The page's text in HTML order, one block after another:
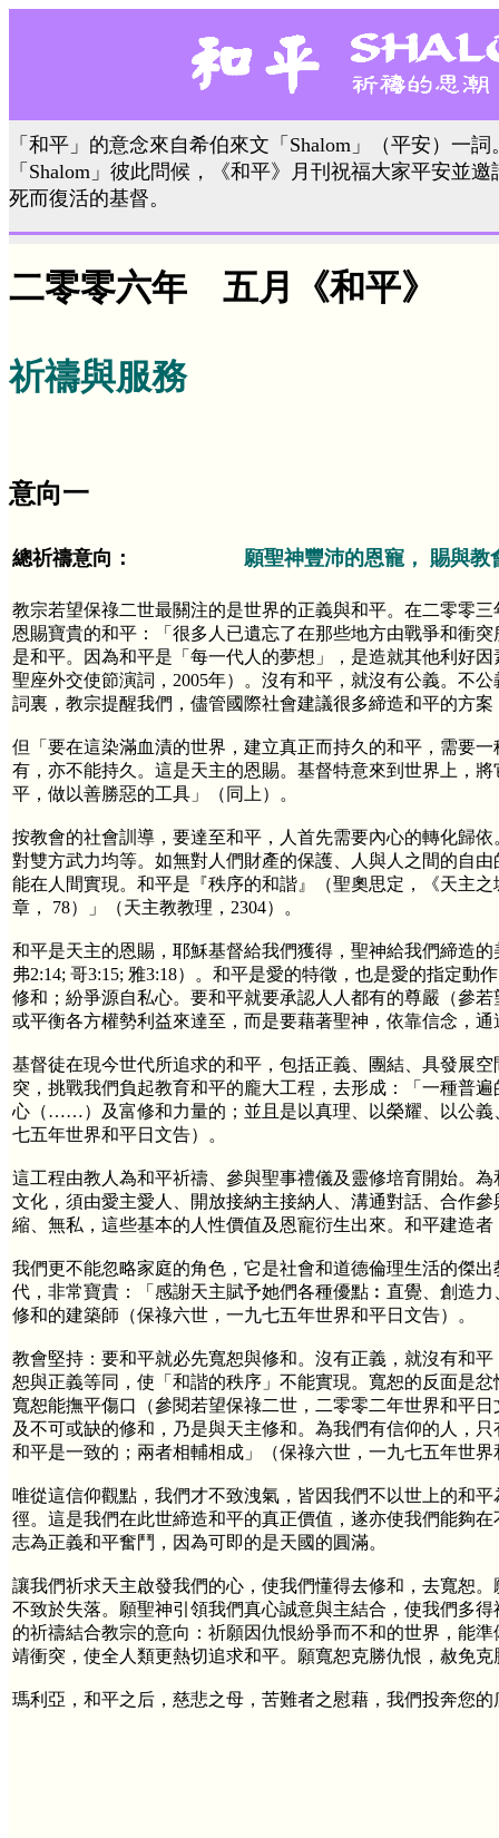
「和平」的意念來自希伯來文「Shalom」（平安）一
「Shalom」彼此問候，《和平》月刊祝福大家平安並
死而復活的基督。
二零零六年 五月《和平》
祈禱與服務
意向一
總祈禱意向： 願聖神豐沛的恩寵， 賜與
教宗若望保祿二世最關注的是世界的正義與和平。在二零零
恩賜寶貴的和平：「很多人已遺忘了在那些地方由戰爭和衝
是和平。因為和平是「每一代人的夢想」，是造就其他利好
聖座外交使節演詞，2005年）。沒有和平，就沒有公義。不
詞裏，教宗提醒我們，儘管國際社會建議很多締造和平的方案
但「要在這染滿血漬的世界，建立真正而持久的和平，需要
有，亦不能持久。這是天主的恩賜。基督特意來到世界上，
平，做以善勝惡的工具」（同上）。
按教會的社會訓導，要達至和平，人首先需要內心的轉化歸
對雙方武力均等。如無對人們財產的保護、人與人之間的自
能在人間實現。和平是『秩序的和諧』（聖奧思定，《天主
章， 78）」（天主教教理，2304）。
和平是天主的恩賜，耶穌基督給我們獲得，聖神給我們締造
弗2:14; 哥3:15; 雅3:18）。和平是愛的特徵，也是愛的指定
修和；紛爭源自私心。要和平就要承認人人都有的尊嚴（參
或平衡各方權勢利益來達至，而是要藉著聖神，依靠信念，
基督徒在現今世代所追求的和平，包括正義、團結、具發展
突，挑戰我們負起教育和平的龐大工程，去形成：「一種普
心（……）及富修和力量的；並且是以真理、以榮耀、以公
七五年世界和平日文告）。
這工程由教人為和平祈禱、參與聖事禮儀及靈修培育開始。
文化，須由愛主愛人、開放接納主接納人、溝通對話、合作
縮、無私，這些基本的人性價值及恩寵衍生出來。和平建造
我們更不能忽略家庭的角色，它是社會和道德倫理生活的傑
代，非常寶貴：「感謝天主賦予她們各種優點︰直覺、創造
修和的建築師（保祿六世，一九七五年世界和平日文告）。
教會堅持：要和平就必先寬恕與修和。沒有正義，就沒有和
恕與正義等同，使「和諧的秩序」不能實現。寬恕的反面是
寬恕能撫平傷口（參閱若望保祿二世，二零零二年世界和平
及不可或缺的修和，乃是與天主修和。為我們有信仰的人，
和平是一致的；兩者相輔相成」（保祿六世，一九七五年世
唯從這信仰觀點，我們才不致洩氣，皆因我們不以世上的和
徑。這是我們在此世締造和平的真正價值，遂亦使我們能夠
志為正義和平奮鬥，因為可即的是天國的圓滿。
讓我們祈求天主啟發我們的心，使我們懂得去修和，去寬恕
不致於失落。願聖神引領我們真心誠意與主結合，使我們多
的祈禱結合教宗的意向：祈願因仇恨紛爭而不和的世界，能
靖衝突，使全人類更熱切追求和平。願寬恕克勝仇恨，赦免克
瑪利亞，和平之后，慈悲之母，苦難者之慰藉，我們投奔您